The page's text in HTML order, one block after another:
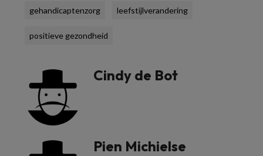
gehandicaptenzorg leefstijlverandering
positieve gezondheid
Cindy de Bot
Pien Michielse